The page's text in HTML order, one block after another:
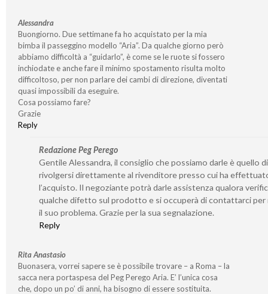
Alessandra
Buongiorno. Due settimane fa ho acquistato per la mia
bimba il passeggino modello “Aria”. Da qualche giorno però
abbiamo difficoltà a “guidarlo”, è come se le ruote si fossero
inchiodate e anche fare il minimo spostamento risulta molto
difficoltoso, per non parlare dei cambi di direzione, diventati
quasi impossibili da eseguire.
Cosa possiamo fare?
Grazie
Reply
Redazione Peg Perego
Gentile Alessandra, il consiglio che possiamo darle è quello di
rivolgersi direttamente al rivenditore presso cui ha
l’acquisto. Il negoziante potrà darle assistenza qualora
qualche difetto sul prodotto e si occuperà di contattarci per
il suo problema. Grazie per la sua segnalazione.
Reply
Rita Anastasio
Buonasera, vorrei sapere se è possibile trovare – a Roma – la
sacca nera portaspesa del Peg Perego Aria. E’ l’unica cosa
che, dopo un po’ di anni, ha bisogno di essere sostituita.